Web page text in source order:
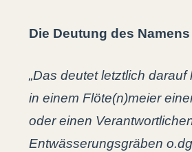
Die Deutung des
„Das deutet letztlich darauf
in einem Flöte(n)meier
oder einen
Entwässerungsgräben